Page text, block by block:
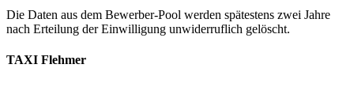
Die Daten aus dem Bewerber-Pool werden spätestens zwei Jahre
nach Erteilung der Einwilligung unwiderruflich gelöscht.
TAXI Flehmer